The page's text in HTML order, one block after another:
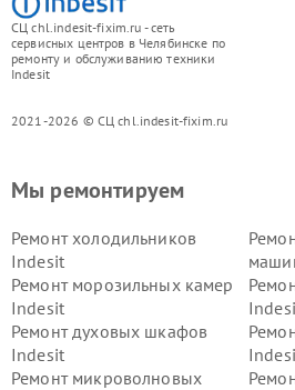
СЦ chl.indesit-fixim.ru - сеть
сервисных центров в Челябинске по
ремонту и обслуживанию техники
Indesit
2021-2026 © СЦ chl.indesit-fixim.ru
Мы ремонтируем
Ремонт холодильников
Indesit
Ремонт морозильных камер
Indesit
Ремонт духовых шкафов
Indesit
Ремонт микроволновых